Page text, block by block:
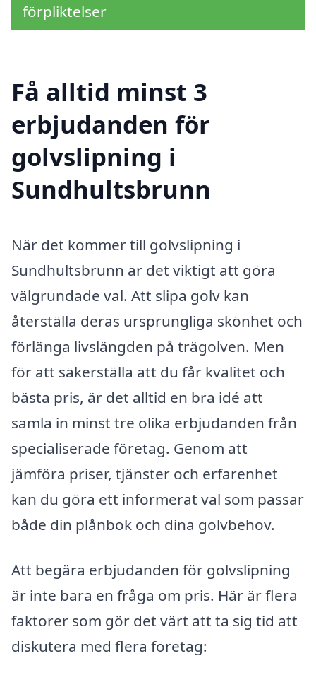
förpliktelser
Få alltid minst 3
erbjudanden för
golvslipning i
Sundhultsbrunn
När det kommer till golvslipning i
Sundhultsbrunn är det viktigt att göra
välgrundade val. Att slipa golv kan
återställa deras ursprungliga skönhet och
förlänga livslängden på trägolven. Men
för att säkerställa att du får kvalitet och
bästa pris, är det alltid en bra idé att
samla in minst tre olika erbjudanden från
specialiserade företag. Genom att
jämföra priser, tjänster och erfarenhet
kan du göra ett informerat val som passar
både din plånbok och dina golvbehov.
Att begära erbjudanden för golvslipning
är inte bara en fråga om pris. Här är flera
faktorer som gör det värt att ta sig tid att
diskutera med flera företag: